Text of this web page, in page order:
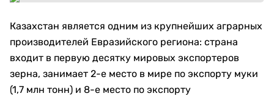
Казахстан является одним из крупнейших аграрных
производителей Евразийского региона: страна
входит в первую десятку мировых экспортеров
зерна, занимает 2-е место в мире по экспорту муки
(1,7 млн тонн) и 8-е место по экспорту